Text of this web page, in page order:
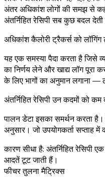
अंतर अधिकांश लोगों की समझ से
अंतर्निहित रेसिपी सब कुछ बदल
अधिकांश कैलोरी ट्रैकर्स को
यह एक समस्या पैदा करता है जिसे
का निर्णय लेने और खाद्य लॉग पूरा
के लिए भागों का अनुमान लगाना —
अंतर्निहित रेसिपी उन कदमों को
पालन डेटा इसका समर्थन करता
अनुसार। जो उपयोगकर्ता सप्ताह
कारण सीधा है: अंतर्निहित
आदतें टूट जाती हैं।
फीचर तुलना मैट्रिक्स